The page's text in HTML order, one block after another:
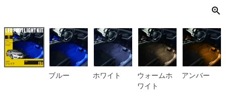
ブルー ホワイト
ウォームホ
ワイト
アンバー